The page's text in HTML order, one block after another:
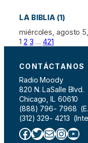
LA BIBLIA (1)
miércoles, agosto
1 2 3 … 421
CONTÁCTANOS
Radio Moody
820 N. LaSalle Blvd.
Chicago, IL 60610
(888) 796- 7968
(312) 329- 4213
Facebook Twitter Correo electrónico InstagramYouTube